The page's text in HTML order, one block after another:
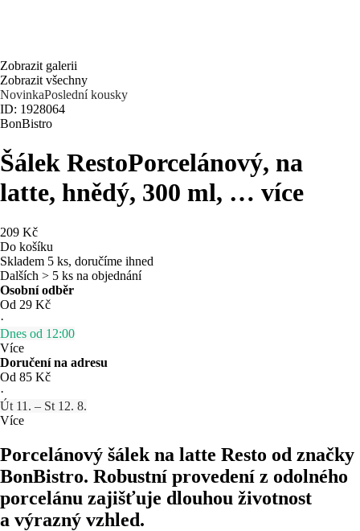
Zobrazit galerii
Zobrazit všechny
NovinkaPoslední kousky
ID: 1928064
BonBistro
Šálek RestoPorcelánový, na
latte, hnědý, 300 ml, … více
209 Kč
Do košíku
Skladem 5 ks, doručíme ihned
Dalších > 5 ks na objednání
Osobní odběr
Od 29 Kč
·
Dnes od 12:00
Více
Doručení na adresu
Od 85 Kč
·
Út 11. – St 12. 8.
Více
Porcelánový šálek na latte Resto od značky
BonBistro. Robustní provedení z odolného
porcelánu zajišťuje dlouhou životnost
a výrazný vzhled.